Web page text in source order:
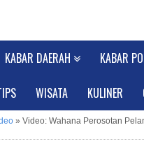
KABAR DAERAH KABAR
WISATA KULINER
» Video: Wahana Perosotan